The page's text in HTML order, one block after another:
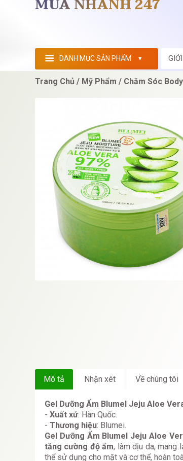
MUA NHANH 247
DANH MỤC SẢN PHẨM
Trang Chủ Mỹ Phẩm Chăm Sóc Body
Mô tả Nhận xét Về chúng tôi
Gel Dưỡng Ẩm Blumel Jeju Aloe
- Xuất xứ: Hàn Quốc.
- Thương hiệu: Blumei.
Gel Dưỡng Ẩm Blumel Jeju Aloe
tăng cường độ ẩm, làm dịu da, mang
thể sử dụng cho mặt và cơ thể, hoàn